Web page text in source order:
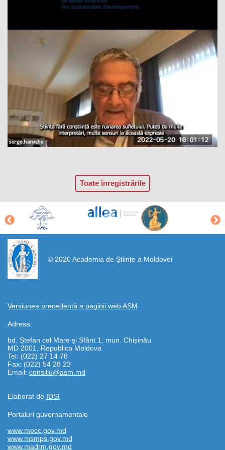
Toate înregistrările
© 2020 Academia de Științe a Moldovei
Versiunea precedentă a paginii web AȘM
Adresa:
bd. Ștefan cel Mare și Sfânt 1, mun. Chișinău
MD 2001, Republica Moldova
Tel: (022) 27 14 78
Fax: (022) 54 28 23
Email: consiliu@asm.md
Elaborat de IDSI
https://propletenie.ru/
Portaluri guvernamentale
www.mecc.gov.md
www.msmps.gov.md
www.madrm.gov.md